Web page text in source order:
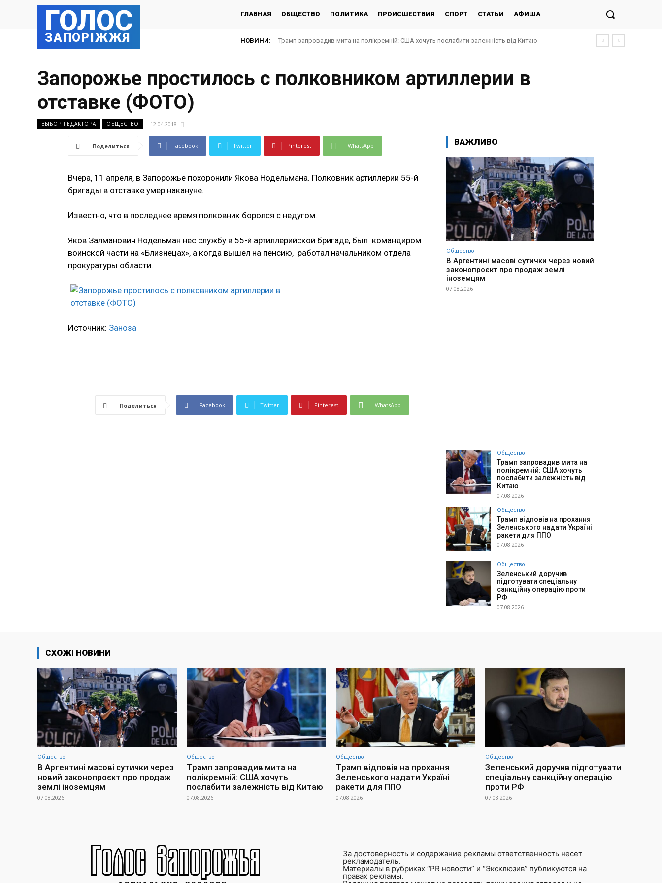
ГОЛОС
ЗАПОРІЖЖЯ
ГЛАВНАЯ ОБЩЕСТВО ПОЛИТИКА ПРОИСШЕСТВИЯ СПОРТ СТАТЬИ АФИША
НОВИНИ: Трамп запровадив мита на полікремній: США хочуть послабити залежність від Китаю
Запорожье простилось с полковником артиллерии в
отставке (ФОТО)
ВЫБОР РЕДАКТОРА ОБЩЕСТВО 12.04.2018
Поделиться Facebook Twitter Pinterest WhatsApp
Вчера, 11 апреля, в Запорожье похоронили Якова Нодельмана. Полковник артиллерии 55-й
бригады в отставке умер накануне.
Известно, что в последнее время полковник боролся с недугом.
Яков Залманович Нодельман нес службу в 55-й артиллерийской бригаде, был командиром
воинской части на «Близнецах», а когда вышел на пенсию, работал начальником отдела
прокуратуры области.
Источник: Заноза
Поделиться Facebook Twitter Pinterest WhatsApp
ВАЖЛИВО
Общество
В Аргентині масові сутички через новий
законопроєкт про продаж землі
іноземцям
07.08.2026
Общество
Трамп запровадив мита на
полікремній: США хочуть
послабити залежність від
Китаю
07.08.2026
Общество
Трамп відповів на прохання
Зеленського надати Україні
ракети для ППО
07.08.2026
Общество
Зеленський доручив
підготувати спеціальну
санкційну операцію проти
РФ
07.08.2026
СХОЖІ НОВИНИ
Общество
В Аргентині масові сутички через
новий законопроєкт про продаж
землі іноземцям
07.08.2026
Общество
Трамп запровадив мита на
полікремній: США хочуть
послабити залежність від Китаю
07.08.2026
Общество
Трамп відповів на прохання
Зеленського надати Україні
ракети для ППО
07.08.2026
Общество
Зеленський доручив підготувати
спеціальну санкційну операцію
проти РФ
07.08.2026
За достоверность и содержание рекламы ответственность несет
рекламодатель.
Материалы в рубриках “PR новости” и “Эксклюзив” публикуются на
правах рекламы.